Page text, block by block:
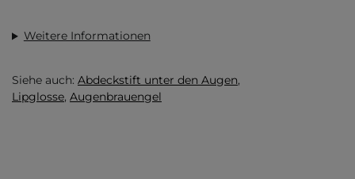
Weitere Informationen
Siehe auch: Abdeckstift unter den Augen,
Lipglosse, Augenbrauengel